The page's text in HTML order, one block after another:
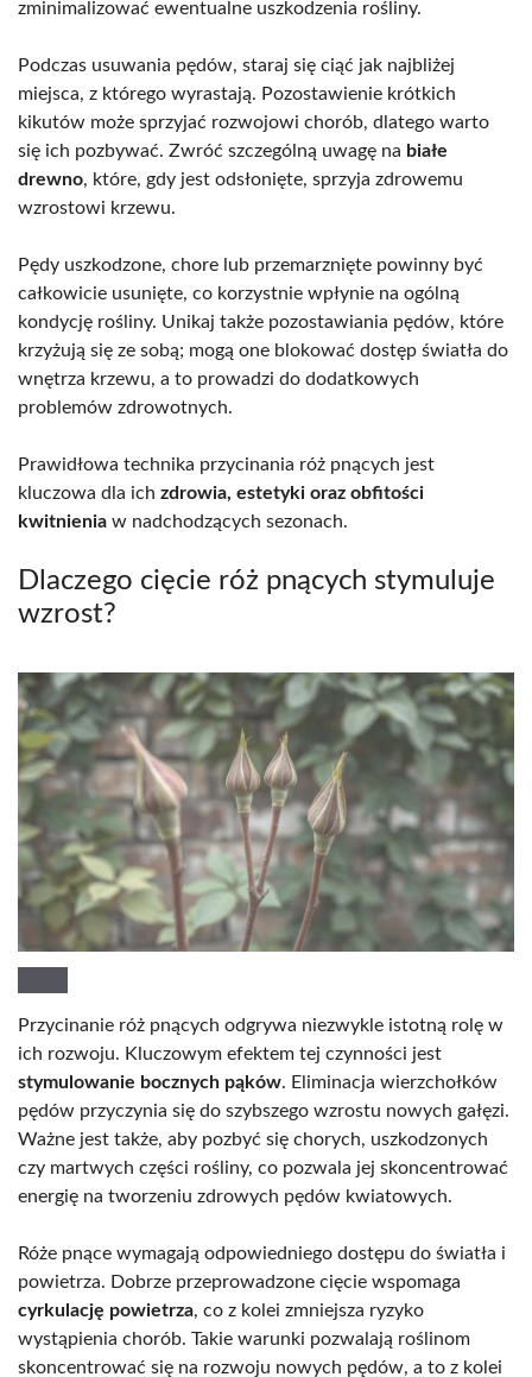
zminimalizować ewentualne uszkodzenia rośliny.
Podczas usuwania pędów, staraj się ciąć jak najbliżej
miejsca, z którego wyrastają. Pozostawienie krótkich
kikutów może sprzyjać rozwojowi chorób, dlatego warto
się ich pozbywać. Zwróć szczególną uwagę na białe
drewno, które, gdy jest odsłonięte, sprzyja zdrowemu
wzrostowi krzewu.
Pędy uszkodzone, chore lub przemarznięte powinny być
całkowicie usunięte, co korzystnie wpłynie na ogólną
kondycję rośliny. Unikaj także pozostawiania pędów, które
krzyżują się ze sobą; mogą one blokować dostęp światła do
wnętrza krzewu, a to prowadzi do dodatkowych
problemów zdrowotnych.
Prawidłowa technika przycinania róż pnących jest
kluczowa dla ich zdrowia, estetyki oraz obfitości
kwitnienia w nadchodzących sezonach.
Dlaczego cięcie róż pnących stymuluje
wzrost?
Przycinanie róż pnących odgrywa niezwykle istotną rolę w
ich rozwoju. Kluczowym efektem tej czynności jest
stymulowanie bocznych pąków. Eliminacja wierzchołków
pędów przyczynia się do szybszego wzrostu nowych gałęzi.
Ważne jest także, aby pozbyć się chorych, uszkodzonych
czy martwych części rośliny, co pozwala jej skoncentrować
energię na tworzeniu zdrowych pędów kwiatowych.
Róże pnące wymagają odpowiedniego dostępu do światła i
powietrza. Dobrze przeprowadzone cięcie wspomaga
cyrkulację powietrza, co z kolei zmniejsza ryzyko
wystąpienia chorób. Takie warunki pozwalają roślinom
skoncentrować się na rozwoju nowych pędów, a to z kolei